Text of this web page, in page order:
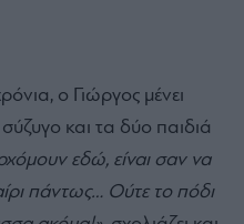
ο Γιώργος μένει
και τα δύο παιδιά
εδώ, είναι σαν να
πάντως… Ούτε το πόδι